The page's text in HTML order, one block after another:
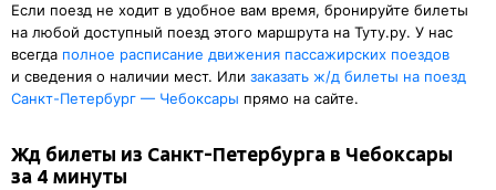
Если поезд не ходит в удобное вам время, бронируйте билеты
на любой доступный поезд этого маршрута на Туту.ру. У нас
всегда полное расписание движения пассажирских поездов
и сведения о наличии мест. Или заказать ж/д билеты на поезд
Санкт-Петербург — Чебоксары прямо на сайте.
Жд билеты из Санкт-Петербурга в Чебоксары
за 4 минуты